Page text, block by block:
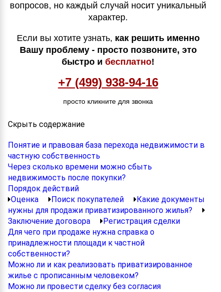
вопросов, но каждый случай носит уникальный
характер.
Если вы хотите узнать, как решить именно
Вашу проблему - просто позвоните, это
быстро и бесплатно!
+7 (499) 938-94-16
просто кликните для звонка
Скрыть содержание
Понятие и правовая база перехода недвижимости в
частную собственность
Через сколько времени можно сбыть
недвижимость после покупки?
Порядок действий
Оценка
Поиск покупателей
Какие документы
нужны для продажи приватизированного жилья?
Заключение договора
Регистрация сделки
Для чего при продаже нужна справка о
принадлежности площади к частной
собственности?
Можно ли и как реализовать приватизированное
жилье с прописанным человеком?
Можно ли провести сделку без согласия